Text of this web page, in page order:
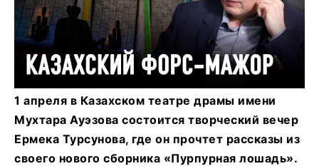
1 апреля в Казахском театре драмы имени
Мухтара Ауэзова состоится творческий вечер
Ермека Турсунова, где он прочтет рассказы из
своего нового сборника «Пурпурная лошадь».